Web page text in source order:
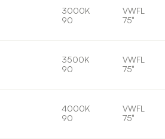
3000K
90
VWFL
75°
3500K
90
VWFL
75°
4000K
90
VWFL
75°